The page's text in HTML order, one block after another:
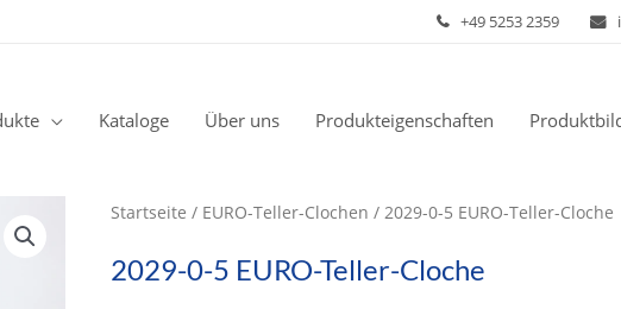
+49 5253 2359
Kataloge Über uns Produkteigenschaften
Startseite / EURO-Teller-Clochen / 2029-0-5 EURO-Teller-Cloche
2029-0-5 EURO-Teller-Cloche